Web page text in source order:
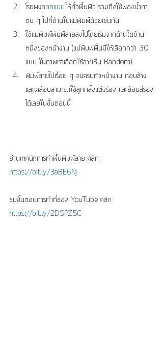
โรยผงลอกแบบให้ทั่วพื้นผิว รวมถึงใช้ฟองน้ำทา
ตบ ๆ ไปที่ด้านในแม่พิมพ์ด้วยเช่นกัน
ใช้แม่พิมพ์พิมพ์ลายลงไปโดยเริ่มจากด้านใดด้าน
หนึ่งของหน้างาน (แม่พิมพ์พื้นมีให้เลือกกว่า 30
แบบ ในภาพเราเลือกใช้ลายหิน Random)
พิมพ์ลายไปเรื่อย ๆ จนครบทั่วหน้างาน ก่อนล้าง
และเคลือบสามารถใช้ลูกกลิ้งแต่งร่อง และย้อมสีร่อง
ได้เลยในขั้นตอนนี้
อ่านเทคนิคการทำพื้นพิมพ์ลาย คลิก
https://bit.ly/3aBE6Nj
ชมขั้นตอนการทำที่ช่อง YouTube คลิก
https://bit.ly/2DSPZ5C